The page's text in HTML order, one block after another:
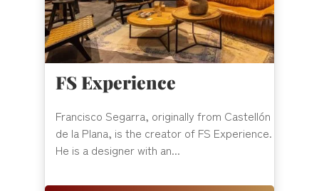
FS Experience
Francisco Segarra, originally from Castellón
de la Plana, is the creator of FS Experience.
He is a designer with an...